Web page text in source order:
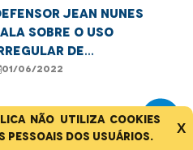
não utiliza cookies
dos usuários.
X
Jean Nunes
sobre o uso
de
no
01/06/2022